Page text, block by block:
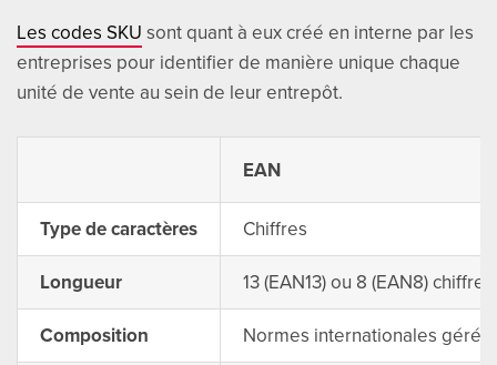
Les codes SKU sont quant à eux créé en interne par les
entreprises pour identifier de manière unique chaque
unité de vente au sein de leur entrepôt.
EAN
Type de caractères
Chiffres
Longueur
13 (EAN13) ou 8 (EAN8) chiffres
Composition
Normes internationales